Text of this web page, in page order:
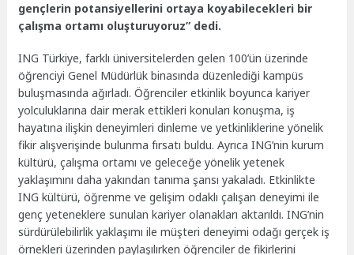
gençlerin potansiyellerini ortaya koyabilecekleri bir
çalışma ortamı oluşturuyoruz” dedi.
ING Türkiye, farklı üniversitelerden gelen 100’ün üzerinde
öğrenciyi Genel Müdürlük binasında düzenlediği kampüs
buluşmasında ağırladı. Öğrenciler etkinlik boyunca kariyer
yolculuklarına dair merak ettikleri konuları konuşma, iş
hayatına ilişkin deneyimleri dinleme ve yetkinliklerine yönelik
fikir alışverişinde bulunma fırsatı buldu. Ayrıca ING’nin kurum
kültürü, çalışma ortamı ve geleceğe yönelik yetenek
yaklaşımını daha yakından tanıma şansı yakaladı. Etkinlikte
ING kültürü, öğrenme ve gelişim odaklı çalışan deneyimi ile
genç yeteneklere sunulan kariyer olanakları aktarıldı. ING’nin
sürdürülebilirlik yaklaşımı ile müşteri deneyimi odağı gerçek iş
örnekleri üzerinden paylaşılırken öğrenciler de fikirlerini